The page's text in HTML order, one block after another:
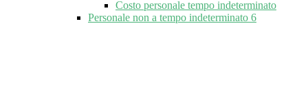
Costo personale tempo indeterminato
Personale non a tempo indeterminato 6